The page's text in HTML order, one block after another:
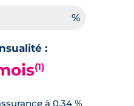
:
(1)
à 0.34 %